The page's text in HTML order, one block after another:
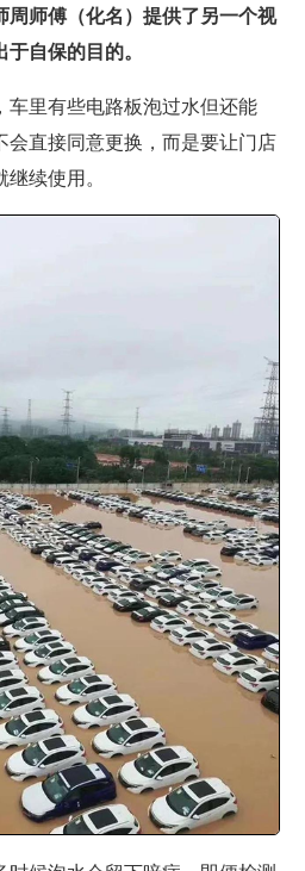
师傅（化名）提供了另一个视
自保的目的。
车里有些电路板泡过水但还能
会直接同意更换，而是要让门店
续使用。